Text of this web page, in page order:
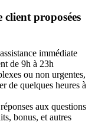
client proposées
immédiate
de 9h à 23h
ou non urgentes,
de quelques heures à
aux questions
bonus, et autres